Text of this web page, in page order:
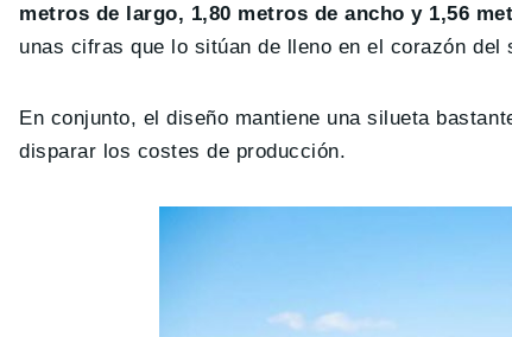
metros de largo, 1,80 metros de ancho y 1,56
unas cifras que lo sitúan de lleno en el corazón del
En conjunto, el diseño mantiene una silueta
disparar los costes de producción.